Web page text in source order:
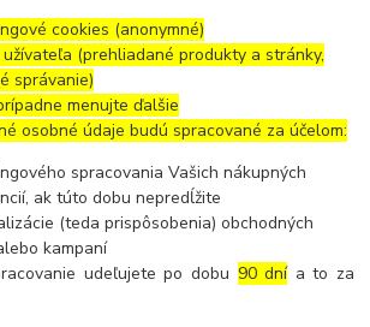
cookies (anonymné)
(prehliadané produkty a stránky,
správanie)
menujte ďalšie
osobné údaje budú spracované za účelom:
spracovania Vašich nákupných
ak túto dobu nepredĺžite
(teda prispôsobenia) obchodných
kampaní
udeľujete po dobu 90 dnía to za